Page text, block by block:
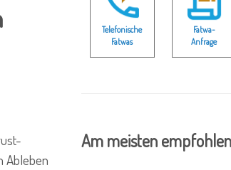
Ableben
Telefonische
Fatwas
Fatwa-
Anfrage
Am meisten empfohlen